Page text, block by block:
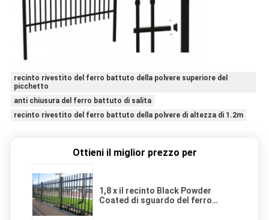
recinto rivestito del ferro battuto della polvere superiore del
picchetto
anti chiusura del ferro battuto di salita
recinto rivestito del ferro battuto della polvere di altezza di 1.2m
Ottieni il miglior prezzo per
1,8 x il recinto Black Powder
Coated di sguardo del ferro